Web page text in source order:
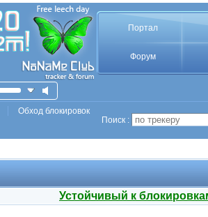
Портал
Форум
Обход блокировок
Поиск :
Устойчивый к